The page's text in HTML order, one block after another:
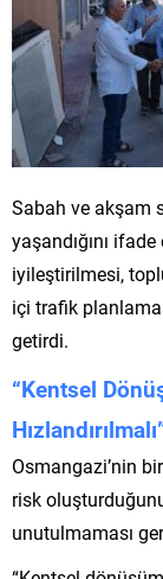
Sabah ve akşam
yaşandığını
iyileştirilmesi,
içi trafik
getirdi.
“Kentsel
Osmangazi’nin
risk
unutulmaması